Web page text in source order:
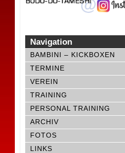
Navigation
BAMBINI – KICKBOXEN
TERMINE
VEREIN
TRAINING
PERSONAL TRAINING
ARCHIV
FOTOS
LINKS